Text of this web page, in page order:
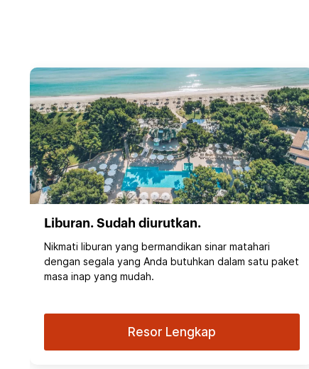
Liburan. Sudah diurutkan.
Nikmati liburan yang bermandikan sinar matahari
dengan segala yang Anda butuhkan dalam satu paket
masa inap yang mudah.
Resor Lengkap